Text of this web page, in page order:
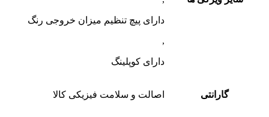
دارای پیچ تنظیم میزان خروجی رنگ
,
دارای کوپلینگ
گارانتی اصالت و سلامت فیزیکی کالا